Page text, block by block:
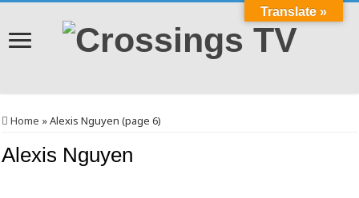
Home »Alexis Nguyen (page 6)
Alexis Nguyen
Translate »